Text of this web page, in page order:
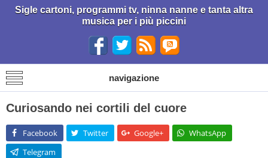
Sigle cartoni, programmi tv, ninna nanne e tanta altra
musica per i più piccini
navigazione
Curiosando nei cortili del cuore
Facebook Twitter Google+
WhatsApp
Telegram